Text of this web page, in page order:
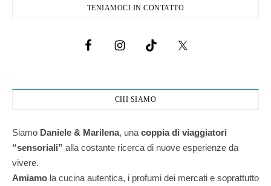
TENIAMOCI IN CONTATTO
CHI SIAMO
Siamo Daniele & Marilena, una coppia di viaggiatori
“sensoriali” alla costante ricerca di nuove esperienze da
vivere.
Amiamo la cucina autentica, i profumi dei mercati e soprattutto